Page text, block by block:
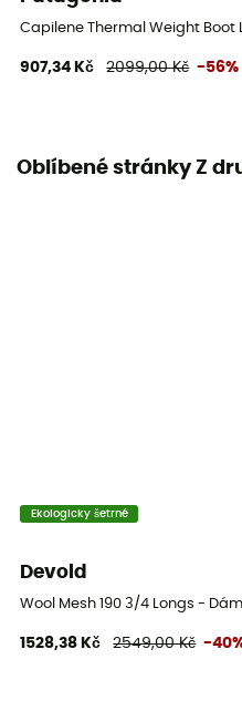
Capilene Thermal Weight Boot
907,34 Kč 2099,00 Kč -56%
Oblíbené stránky Z
Ekologicky šetrné
Devold
Wool Mesh 190 3/4 Longs -
1528,38 Kč 2549,00 Kč -